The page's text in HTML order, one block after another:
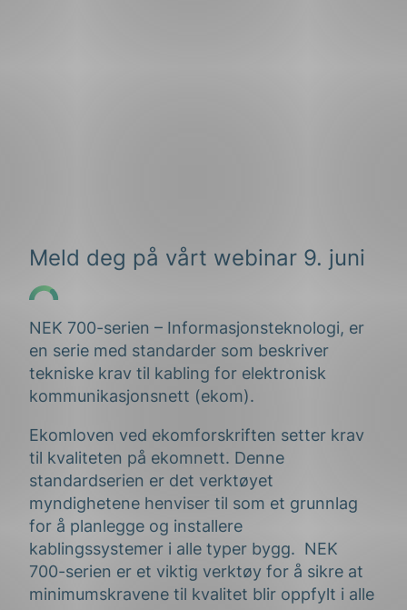
Meld deg på vårt webinar 9. juni
NEK 700-serien – Informasjonsteknologi, er
en serie med standarder som beskriver
tekniske krav til kabling for elektronisk
kommunikasjonsnett (ekom).
Ekomloven ved ekomforskriften setter krav
til kvaliteten på ekomnett. Denne
standardserien er det verktøyet
myndighetene henviser til som et grunnlag
for å planlegge og installere
kablingssystemer i alle typer bygg. NEK
700-serien er et viktig verktøy for å sikre at
minimumskravene til kvalitet blir oppfylt i alle